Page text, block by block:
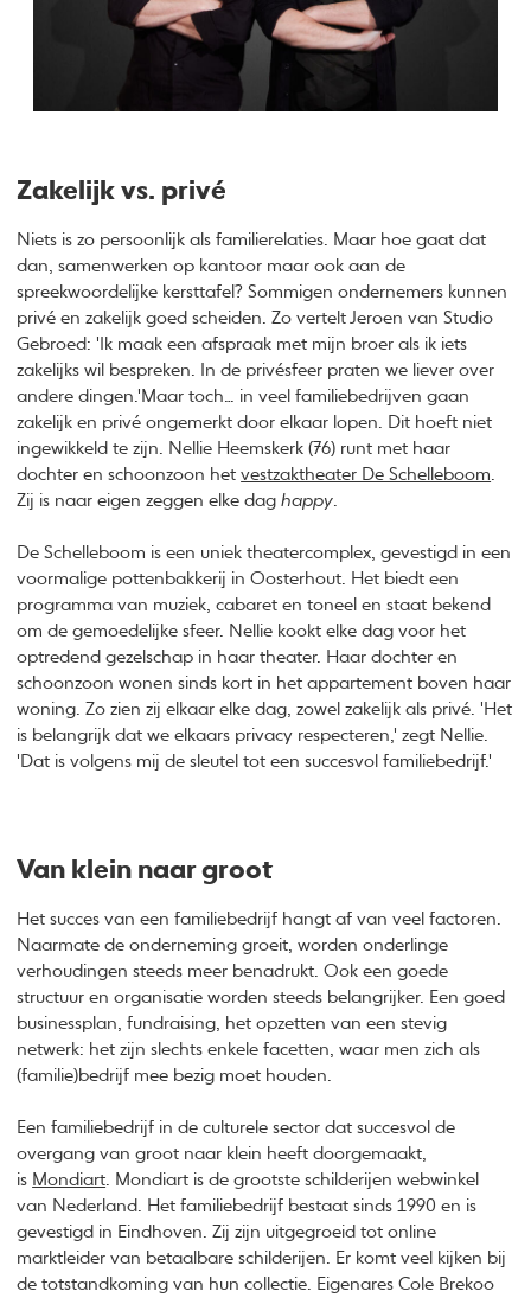
Zakelijk vs. privé
Niets is zo persoonlijk als familierelaties. Maar hoe gaat dat
dan, samenwerken op kantoor maar ook aan de
spreekwoordelijke kersttafel? Sommigen ondernemers kunnen
privé en zakelijk goed scheiden. Zo vertelt Jeroen van Studio
Gebroed: 'Ik maak een afspraak met mijn broer als ik iets
zakelijks wil bespreken. In de privésfeer praten we liever over
andere dingen.'Maar toch… in veel familiebedrijven gaan
zakelijk en privé ongemerkt door elkaar lopen. Dit hoeft niet
ingewikkeld te zijn. Nellie Heemskerk (76) runt met haar
dochter en schoonzoon hetvestzaktheater De Schelleboom
Zij is naar eigen zeggen elke daghappy
De Schelleboom is een uniek theatercomplex, gevestigd in een
voormalige pottenbakkerij in Oosterhout. Het biedt een
programma van muziek, cabaret en toneel en staat bekend
om de gemoedelijke sfeer. Nellie kookt elke dag voor het
optredend gezelschap in haar theater. Haar dochter en
schoonzoon wonen sinds kort in het appartement boven haar
woning. Zo zien zij elkaar elke dag, zowel zakelijk als privé. 'Het
is belangrijk dat we elkaars privacy respecteren,' zegt Nellie.
'Dat is volgens mij de sleutel tot een succesvol familiebedrijf.'
Van klein naar groot
Het succes van een familiebedrijf hangt af van veel factoren.
Naarmate de onderneming groeit, worden onderlinge
verhoudingen steeds meer benadrukt. Ook een goede
structuur en organisatie worden steeds belangrijker. Een goed
businessplan, fundraising, het opzetten van een stevig
netwerk: het zijn slechts enkele facetten, waar men zich als
(familie)bedrijf mee bezig moet houden.
Een familiebedrijf in de culturele sector dat succesvol de
overgang van groot naar klein heeft doorgemaakt,
is Mondiart. Mondiart is de grootste schilderijen webwinkel
van Nederland. Het familiebedrijf bestaat sinds 1990 en is
gevestigd in Eindhoven. Zij zijn uitgegroeid tot online
marktleider van betaalbare schilderijen. Er komt veel kijken bij
de totstandkoming van hun collectie. Eigenares Cole Brekoo